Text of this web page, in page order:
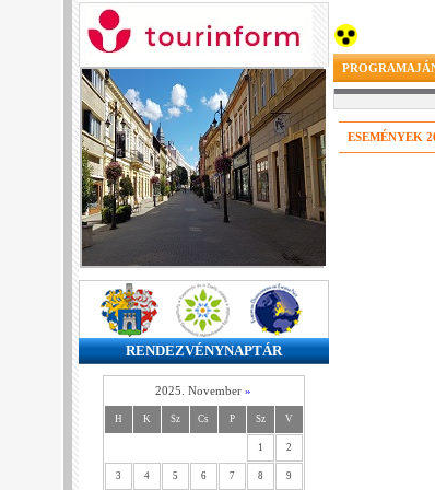
RENDEZVÉNYNAPTÁR
2025. November »
H K Sz Cs P Sz V
1 2
3 4 5 6 7 8 9
ESEMÉNYEK